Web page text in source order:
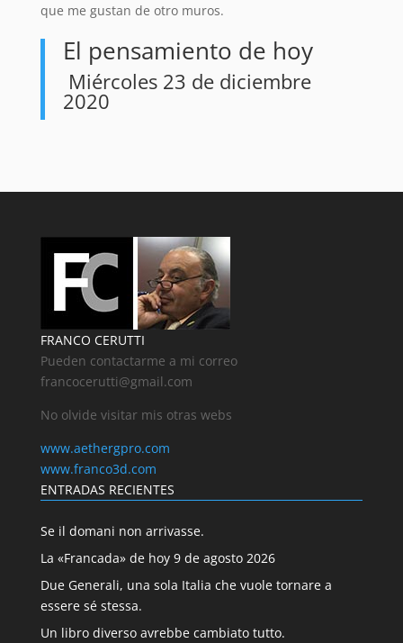
que me gustan de otro muros.
El pensamiento de hoy
Miércoles 23 de diciembre
2020
FRANCO CERUTTI
Pueden contactarme a mi correo
francocerutti@gmail.com
No olvide visitar mis otras webs
www.aethergpro.com
www.franco3d.com
ENTRADAS RECIENTES
Se il domani non arrivasse.
La «Francada» de hoy 9 de agosto 2026
Due Generali, una sola Italia che vuole tornare a
essere sé stessa.
Un libro diverso avrebbe cambiato tutto.